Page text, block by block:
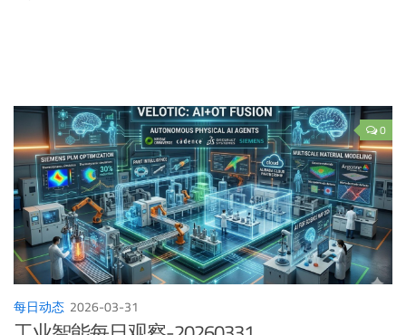
0
每日动态 2026-03-31